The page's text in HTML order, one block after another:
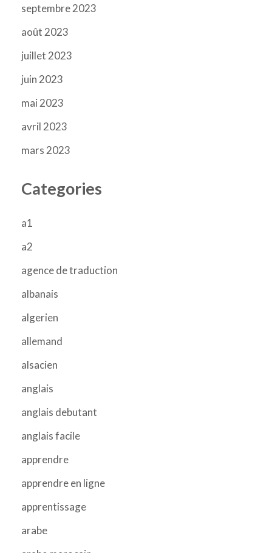
septembre 2023
août 2023
juillet 2023
juin 2023
mai 2023
avril 2023
mars 2023
Categories
a1
a2
agence de traduction
albanais
algerien
allemand
alsacien
anglais
anglais debutant
anglais facile
apprendre
apprendre en ligne
apprentissage
arabe